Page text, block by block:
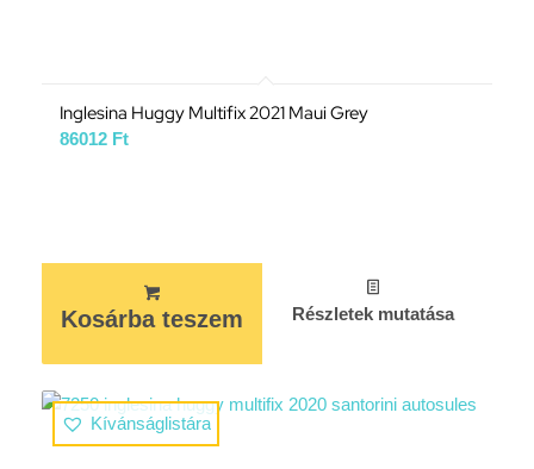
Inglesina Huggy Multifix 2021 Maui Grey
86012 Ft
Kosárba teszem Részletek mutatása
Kívánságlistára